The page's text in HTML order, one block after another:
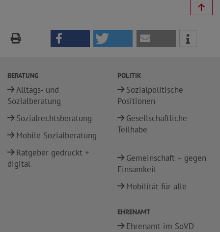
BERATUNG
Alltags- und
Sozialberatung
Sozialrechtsberatung
Mobile Sozialberatung
Ratgeber gedruckt +
digital
POLITIK
Sozialpolitische
Positionen
Gesellschaftliche
Teilhabe
Gemeinschaft – gegen
Einsamkeit
Mobilität für alle
EHRENAMT
Ehrenamt im SoVD